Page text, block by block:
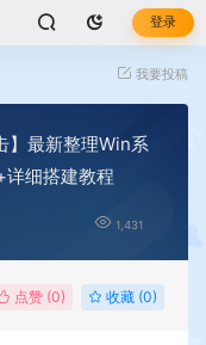
登录
我要投稿
】最新整理Win系
细搭建教程
1,431
点赞 (0) 收藏 (0)